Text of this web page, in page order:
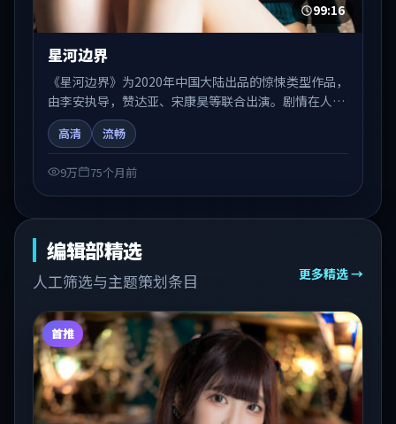
99:16
星河边界
《星河边界》为2020年中国大陆出品的惊悚类型作品，
由李安执导，赞达亚、宋康昊等联合出演。剧情在人物
弧光与节奏推进中展开，兼具叙事张力与视听质感。适
合关注国产在线观看、热播国产剧与院线佳片的观众收
高清 流畅
9万 75个月前
编辑部精选
人工筛选与主题策划条目 更多精选 →
首推